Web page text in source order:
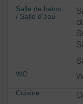
commerces.
Parking
local privatif
Wi-Fi et
Conseils
Tarif
€ les 3
Salle de bains
/ Salle d'eau
WC
Cuisine